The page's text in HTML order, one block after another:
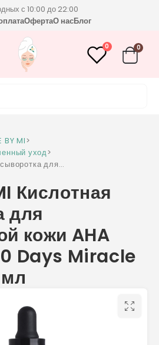
с 10:00 до 22:00
ОфертаО насБлог
0 0
BY MI>
уход>
для
Кислотная
для
кожи AHA
Days Miracle